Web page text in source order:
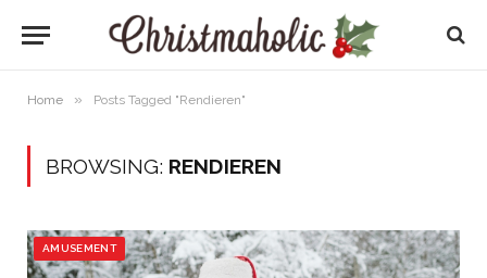
Home » Posts Tagged "Rendieren"
BROWSING: RENDIEREN
AMUSEMENT